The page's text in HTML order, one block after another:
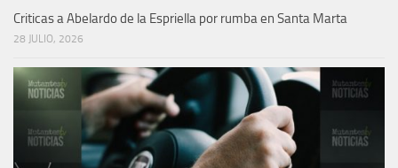
Criticas a Abelardo de la Espriella por rumba en Santa Marta
28 JULIO, 2026